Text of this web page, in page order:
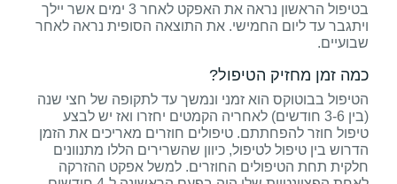
בטיפול הראשון נראה את האפקט לאחר 3 ימים אשר יילך
ויתגבר עד ליום החמישי. את התוצאה הסופית נראה לאחר
שבועיים.
כמה זמן מחזיק הטיפול?
הטיפול בבוטוקס הוא זמני ונמשך עד לתקופה של חצי שנה
(בין 3-6 חודשים) לאחריה הקמטים יחזרו ואז יש לבצע
טיפול חוזר להפחתתם. טיפולים חוזרים מאריכים את הזמן
הדרוש בין טיפול לטיפול, כיוון שהשרירים הללו מתנוונים
חלקית תחת הטיפולים החוזרים. למשל אפקט ההזרקה